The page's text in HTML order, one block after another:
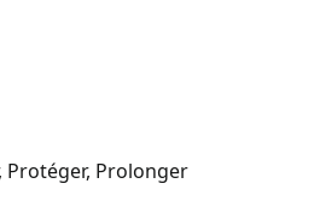
Protéger, Prolonger